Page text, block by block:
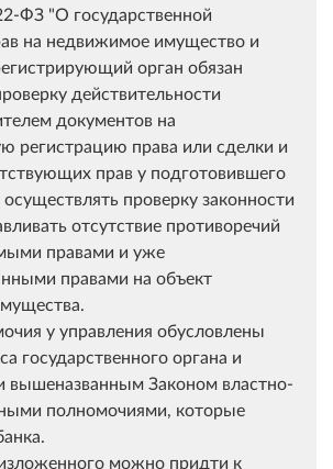
ФЗ "О государственной
на недвижимое имущество и
орган обязан
действительности
документов на
регистрацию права или сделки и
прав у подготовившего
проверку законности
отсутствие противоречий
правами и уже
правами на объект
у управления обусловлены
государственного органа и
вышеназванным Законом властно-
полномочиями, которые
можно придти к